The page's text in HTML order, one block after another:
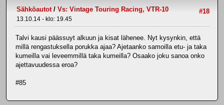
#18
Sähköautot/ Vs: Vintage Touring Racing, VTR-10
13.10.14 - klo: 19.45
Talvi kausi päässuyt alkuun ja kisat lähenee. Nyt kysynkin, että
millä rengastuksella porukka ajaa? Ajetaanko samoilla etu- ja taka
kumeilla vai leveemmillä taka kumeilla? Osaako joku sanoa onko
ajettavuudessa eroa?
#85